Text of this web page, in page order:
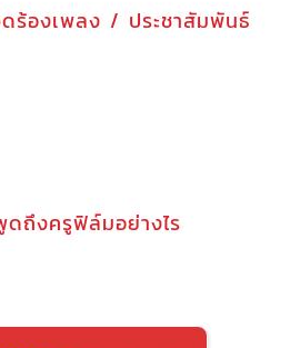
ร้องเพลง / ประชาสัมพันธ์
ดถึงครูฟิล์มอย่างไร